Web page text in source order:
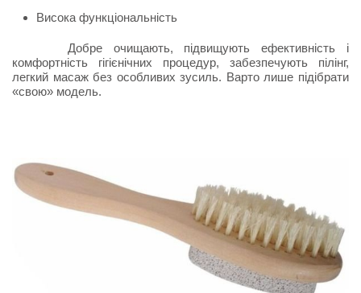
Висока функціональність
Добре очищають, підвищують ефективність і
комфортність гігієнічних процедур, забезпечують пілінг,
легкий масаж без особливих зусиль. Варто лише підібрати
«свою» модель.